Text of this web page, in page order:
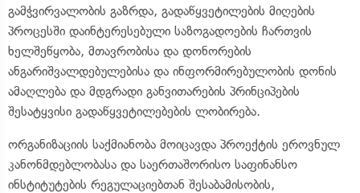
გამჭვირვალობის გაზრდა, გადაწყვეტილების მიღების
პროცესში დაინტერესებული საზოგადოების ჩართვის
ხელშეწყობა, მთავრობისა და დონორების
ანგარიშვალდებულებისა და ინფორმირებულობის დონის
ამაღლება და მდგრადი განვითარების პრინციპების
შესატყვისი გადაწყვეტილებების ლობირება.
ორგანიზაციის საქმიანობა მოიცავდა პროექტის ეროვნულ
კანონმდებლობასა და საერთაშორისო საფინანსო
ინსტიტუტების რეგულაციებთან შესაბამისობის,